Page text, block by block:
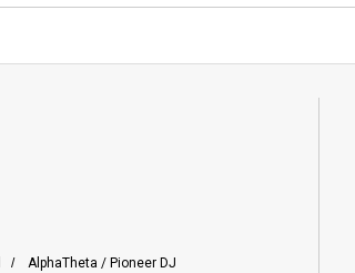
/ AlphaTheta / Pioneer DJ